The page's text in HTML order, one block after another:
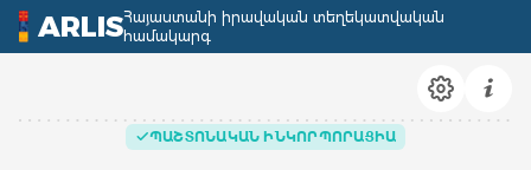
ARLISՀայաստանի իրավական տեղեկատվական
համակարգ
ՊԱՇՏՈՆԱԿԱՆ ԻՆԿՈՐՊՈՐԱՑԻԱ